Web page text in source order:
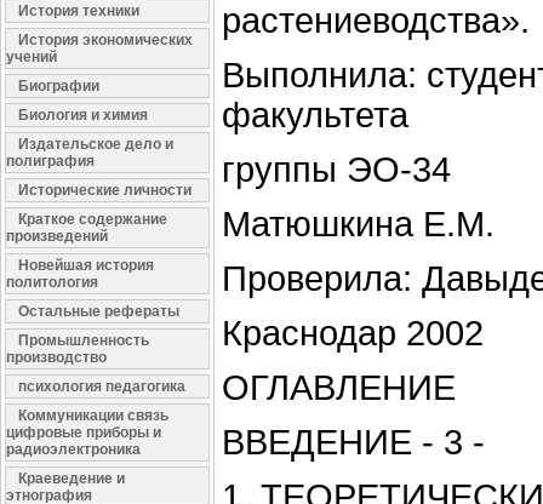
История техники
История экономических
учений
Биографии
Биология и химия
Издательское дело и
полиграфия
Исторические личности
Краткое содержание
произведений
Новейшая история
политология
Остальные рефераты
Промышленность
производство
психология педагогика
Коммуникации связь
цифровые приборы и
радиоэлектроника
Краеведение и
этнография
растениеводства».
Выполнила:
факультета
группы ЭО-34
Матюшкина Е.М.
Проверила:
Краснодар 2002
ОГЛАВЛЕНИЕ
ВВЕДЕНИЕ - 3 -